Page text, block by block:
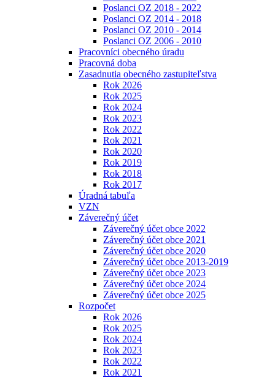
Poslanci OZ 2018 - 2022
Poslanci OZ 2014 - 2018
Poslanci OZ 2010 - 2014
Poslanci OZ 2006 - 2010
Pracovníci obecného úradu
Pracovná doba
Zasadnutia obecného zastupiteľstva
Rok 2026
Rok 2025
Rok 2024
Rok 2023
Rok 2022
Rok 2021
Rok 2020
Rok 2019
Rok 2018
Rok 2017
Úradná tabuľa
VZN
Záverečný účet
Záverečný účet obce 2022
Záverečný účet obce 2021
Záverečný účet obce 2020
Záverečný účet obce 2013-2019
Záverečný účet obce 2023
Záverečný účet obce 2024
Záverečný účet obce 2025
Rozpočet
Rok 2026
Rok 2025
Rok 2024
Rok 2023
Rok 2022
Rok 2021